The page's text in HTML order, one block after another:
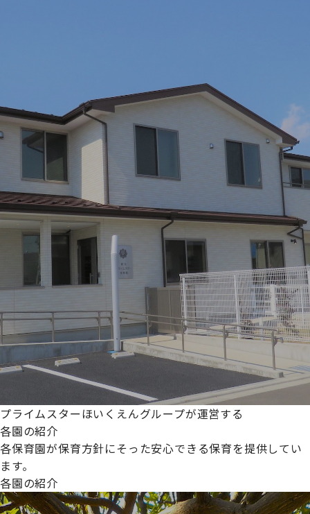
プライムスターほいくえんグループが運営する
各園の紹介
各保育園が保育方針にそった安心できる保育を提供してい
ます。
各園の紹介